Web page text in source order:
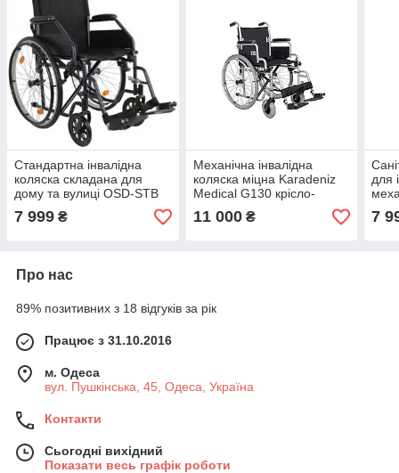
Стандартна інвалідна
коляска складана для
дому та вулиці OSD-STB
Крісло-коляска механічна
для інвалідів
7 999 ₴
Механічна інвалідна
коляска міцна Karadeniz
Medical G130 крісло-
коляска складана сталева
для інвалідів
11 000₴
для
7
Про нас
89% позитивних з 18 відгуків за рік
Працює з 31.10.2016
м. Одеса
вул. Пушкінська, 45, Одеса, Україна
Контакти
Сьогодні вихідний
Показати весь графік роботи